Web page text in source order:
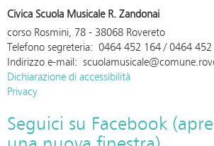
Civica Scuola Musicale R. Zandonai
corso Rosmini, 78 - 38068 Rovereto
Telefono segreteria: 0464 452 164 / 0464 452
Indirizzo e-mail:
Dichiarazione di accessibilità
Privacy
Seguici su Facebook